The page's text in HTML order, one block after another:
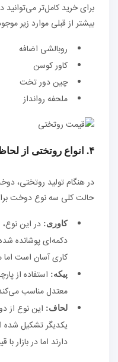
برای خرید کامل‌تر
بیشتر از قبلی موارد زیر
روبالشی اضافه
کاور کوسن
چین دور تخت
ملحفه روانداز
۴. انواع روتختی از لحاظ دوخت
در هنگام تولید روتختی،
حالت کلی سه نوع دوخت
کاوری: در این
دکمه‌ای پوشانده
کاری آسان است
پیکه: استفاده از
معتدل مناسب
لحاف: این نوع از
یکدیگر تشکیل
دارند اما در بازار